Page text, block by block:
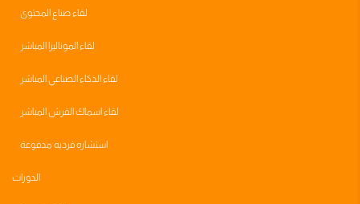
لقاء صناع المحتوى
لقاء الموناليزا المباشر
لقاء الذكاء الصناعي المباشر
لقاء اسماك القرش المباشر
استشاره فرديه مدفوعة
الدورات